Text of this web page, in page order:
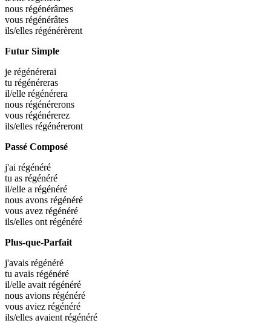
nous régénérâmes
vous régénérâtes
ils/elles régénérèrent
Futur Simple
je régénérerai
tu régénéreras
il/elle régénérera
nous régénérerons
vous régénérerez
ils/elles régénéreront
Passé Composé
j'ai régénéré
tu as régénéré
il/elle a régénéré
nous avons régénéré
vous avez régénéré
ils/elles ont régénéré
Plus-que-Parfait
j'avais régénéré
tu avais régénéré
il/elle avait régénéré
nous avions régénéré
vous aviez régénéré
ils/elles avaient régénéré